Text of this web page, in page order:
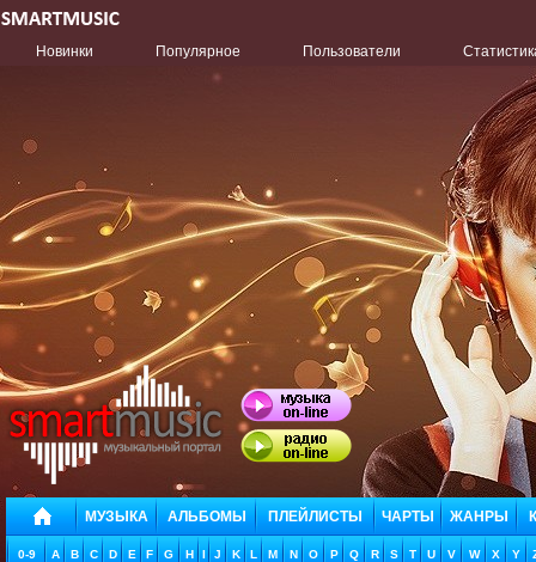
Новинки Популярное Пользователи
МУЗЫКА АЛЬБОМЫ ПЛЕЙЛИСТЫ ЧАРТЫ ЖАНРЫ
0-9 A B C D E F G H I J K L M N O P Q R S T U V W X Y